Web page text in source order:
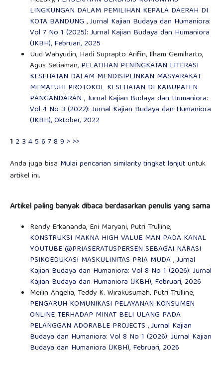
LINGKUNGAN DALAM PEMILIHAN KEPALA DAERAH DI
KOTA BANDUNG ,Jurnal Kajian Budaya dan Humaniora:
Vol 7 No 1 (2025): Jurnal Kajian Budaya dan Humaniora
(JKBH), Februari, 2025
Uud Wahyudin, Hadi Suprapto Arifin, Ilham Gemiharto,
Agus Setiaman, PELATIHAN PENINGKATAN LITERASI
KESEHATAN DALAM MENDISIPLINKAN MASYARAKAT
MEMATUHI PROTOKOL KESEHATAN DI KABUPATEN
PANGANDARAN ,Jurnal Kajian Budaya dan Humaniora:
Vol 4 No 3 (2022): Jurnal Kajian Budaya dan Humaniora
(JKBH), Oktober, 2022
1 2 3 45 6 78 9 > >>
Anda juga bisa Mulai pencarian similarity tingkat lanjutuntuk
artikel ini.
Artikel paling banyak dibaca berdasarkan penulis yang sama
Rendy Erkananda, Eni Maryani, Putri Trulline,
KONSTRUKSI MAKNA HIGH VALUE MAN PADA KANAL
YOUTUBE @PRIASERATUSPERSEN SEBAGAI NARASI
PSIKOEDUKASI MASKULINITAS PRIA MUDA,Jurnal
Kajian Budaya dan Humaniora: Vol 8 No 1 (2026): Jurnal
Kajian Budaya dan Humaniora (JKBH), Februari, 2026
Meilin Angelia, Teddy K. Wirakusumah, Putri Trulline,
PENGARUH KOMUNIKASI PELAYANAN KONSUMEN
ONLINE TERHADAP MINAT BELI ULANG PADA
PELANGGAN ADORABLE PROJECTS ,Jurnal Kajian
Budaya dan Humaniora: Vol 8 No 1 (2026): Jurnal Kajian
Budaya dan Humaniora (JKBH), Februari, 2026